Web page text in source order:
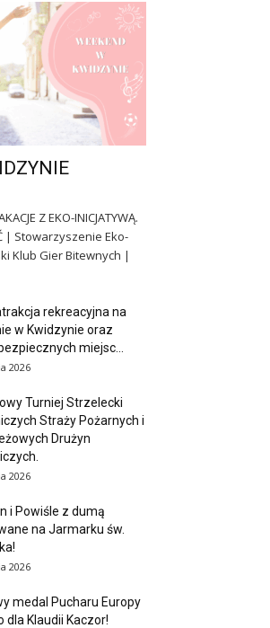
Z EKO-INICJATYWĄ.
| Stowarzyszenie Eko-
Klub Gier Bitewnych |
rekreacyjna na
w Kwidzynie oraz
miejsc...
2026
Turniej Strzelecki
Straży Pożarnych i
Drużyn
2026
i Powiśle z dumą
na Jarmarku św.
2026
medal Pucharu Europy
dla Klaudii Kaczor!